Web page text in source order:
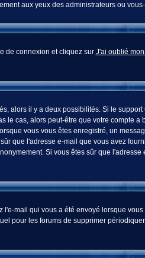
aux yeux des administrateurs ou
de connexion et cliquez sur J'ai oublié
alors il y a deux possibilités. Si le
cas, alors peut-être que votre compte
vous vous êtes enregistré, un
que l'adresse e-mail que vous avez
Si vous êtes sûr que
mail qui vous a été envoyé lorsque
pour les forums de supprimer